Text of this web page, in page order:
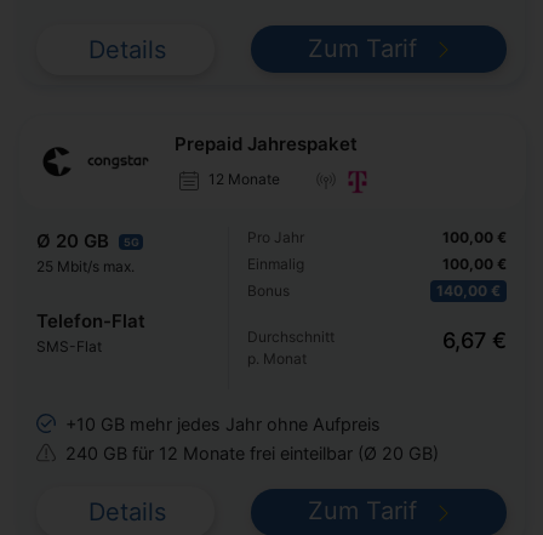
Details Zum Tarif
Prepaid Jahrespaket
12 Monate
Ø 20 GB 5G
25 Mbit/s max.
Telefon-Flat
SMS-Flat
Pro Jahr
Einmalig
Bonus
100,00 €
100,00 €
140,00 €
Durchschnitt
p. Monat
6,67 €
+10 GB mehr jedes Jahr ohne Aufpreis
240 GB für 12 Monate frei einteilbar (Ø 20 GB)
Details Zum Tarif